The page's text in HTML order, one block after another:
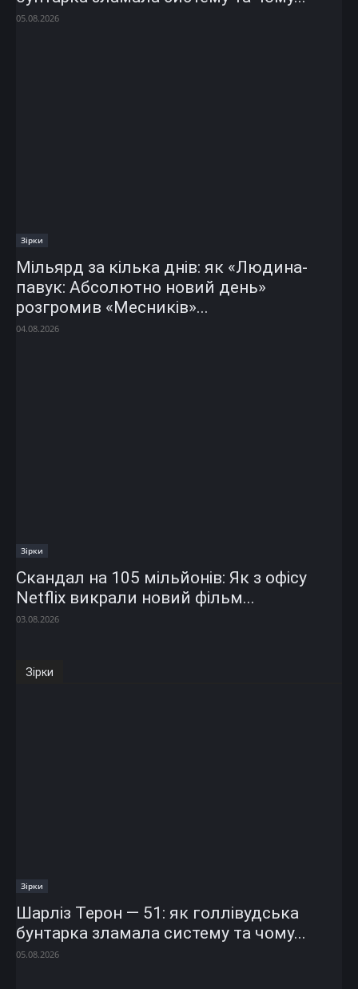
05.08.2026
Зірки
Мільярд за кілька днів: як «Людина-
павук: Абсолютно новий день»
розгромив «Месників»...
04.08.2026
Зірки
Скандал на 105 мільйонів: Як з офісу
Netflix викрали новий фільм...
03.08.2026
Зірки
Зірки
Шарліз Терон — 51: як голлівудська
бунтарка зламала систему та чому...
05.08.2026